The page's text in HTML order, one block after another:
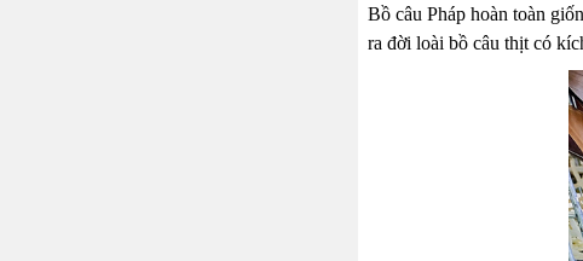
Bồ câu Pháp hoàn toàn
ra đời loài bồ câu thịt có